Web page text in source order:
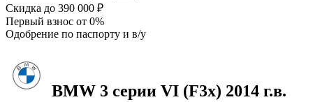
Скидка до 390 000 ₽
Первый взнос от 0%
Одобрение по паспорту и в/у
BMW 3 серии VI (F3x) 2014 г.в.